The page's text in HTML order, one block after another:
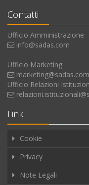
Contatti
Ufficio Amministrazione
info@sadas.com
Ufficio Marketing
marketing@sadas.com
Ufficio Relazioni
Link
Cookie
Privacy
Note Legali